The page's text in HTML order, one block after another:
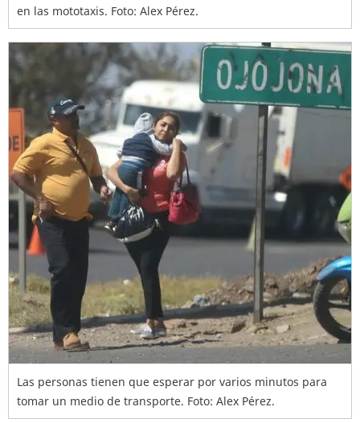
en las mototaxis. Foto: Alex Pérez.
Las personas tienen que esperar por varios minutos para
tomar un medio de transporte. Foto: Alex Pérez.